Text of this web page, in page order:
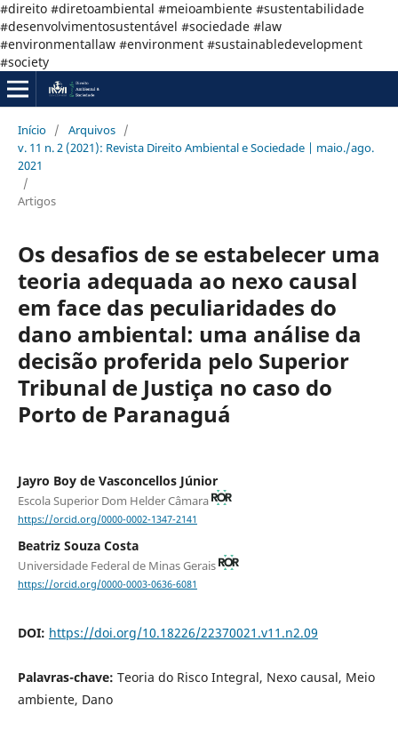
#direito #diretoambiental #meioambiente #sustentabilidade
#desenvolvimentosustentável #sociedade #law
#environmentallaw #environment #sustainabledevelopment
#society
Início / Arquivos /
v. 11 n. 2 (2021): Revista Direito Ambiental e Sociedade | maio./ago.
2021
/
Artigos
Os desafios de se estabelecer uma
teoria adequada ao nexo causal
em face das peculiaridades do
dano ambiental: uma análise da
decisão proferida pelo Superior
Tribunal de Justiça no caso do
Porto de Paranaguá
Jayro Boy de Vasconcellos Júnior
Escola Superior Dom Helder Câmara
https://orcid.org/0000-0002-1347-2141
Beatriz Souza Costa
Universidade Federal de Minas Gerais
https://orcid.org/0000-0003-0636-6081
DOI: https://doi.org/10.18226/22370021.v11.n2.09
Palavras-chave: Teoria do Risco Integral, Nexo causal, Meio
ambiente, Dano